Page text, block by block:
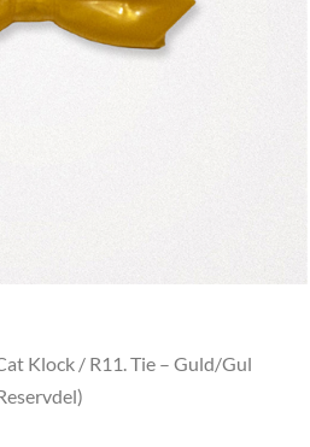
Klock / R11. Tie – Guld/Gul